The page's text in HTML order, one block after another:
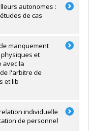
autonomes :
de cas
manquement
et
avec la
l'arbitre de
et lib
individuelle
de personnel